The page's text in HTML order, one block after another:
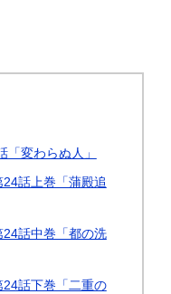
変わらぬ人」
話上巻「蒲殿追
話中巻「都の洗
話下巻「二重の